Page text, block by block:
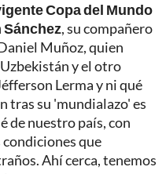
Copa del Mundo
, su compañero
Muñoz, quien
y el otro
Lerma y ni qué
tras su 'mundialazo' es
de nuestro país, con
condiciones que
Ahí cerca, tenemos